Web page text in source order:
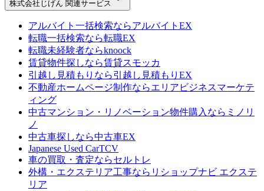
株式会社じげん 関連サービス
アルバイト一括検索ならアルバイトEX
転職一括検索なら転職EX
転職未経験者ならknoock
賃貸物件探しなら賃貸スモッカ
引越し見積もりなら引越し見積もりEX
不動産ホームページ制作ならエリアビジネスマーケテ
ィング
中古マンション・リノベーション物件購入なら ミノリ
ノ
中古車探しなら中古車EX
Japanese Used CarTCV
車の買取・査定ならセルトレ
外構・エクステリア工事なら リショップナビ エクステ
リア